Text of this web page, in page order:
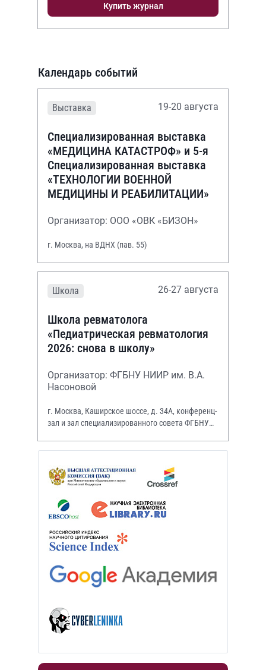
Купить журнал
Календарь событий
Выставка 19-20 августа
Специализированная выставка
«МЕДИЦИНА КАТАСТРОФ» и 5-я
Специализированная выставка
«ТЕХНОЛОГИИ ВОЕННОЙ
МЕДИЦИНЫ И РЕАБИЛИТАЦИИ»
Организатор: ООО «ОВК «БИЗОН»
г. Москва, на ВДНХ (пав. 55)
Школа 26-27 августа
Школа ревматолога
«Педиатрическая ревматология
2026: снова в школу»
Организатор: ФГБНУ НИИР им. В.А.
Насоновой
г. Москва, Каширское шоссе, д. 34А, конференц-
зал и зал специализированного совета ФГБНУ